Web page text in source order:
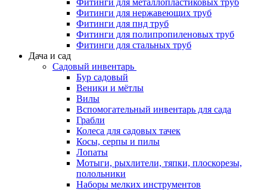
Фитинги для нержавеющих труб
Фитинги для пнд труб
Фитинги для полипропиленовых труб
Фитинги для стальных труб
Дача и сад
Садовый инвентарь
Бур садовый
Веники и мётлы
Вилы
Вспомогательный инвентарь для сада
Грабли
Колеса для садовых тачек
Косы, серпы и пилы
Лопаты
Мотыги, рыхлители, тяпки, плоскорезы,
полольники
Наборы мелких инструментов